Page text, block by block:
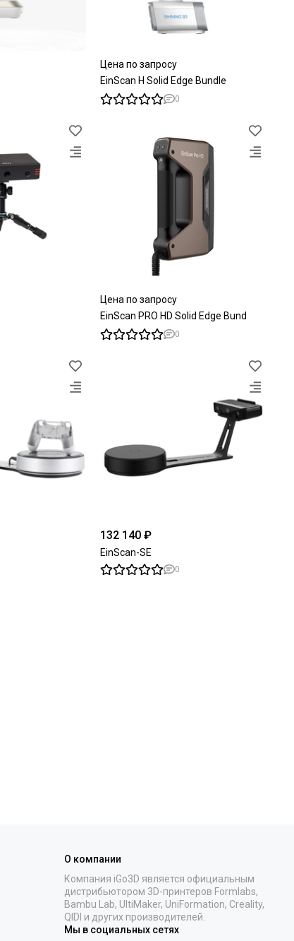
Цена по запросу
EinScan H Solid Edge Bundle
0
Цена по запросу
EinScan PRO HD Solid Edge Bund
0
132 140 ₽
EinScan-SE
0
О компании
Компания iGo3D является официальным
дистрибьютором 3D-принтеров Formlabs,
Bambu Lab, UltiMaker, UniFormation, Creality,
QIDI и других производителей.
Мы в социальных сетях